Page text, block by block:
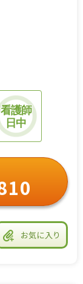
看護師
日中
お気に入り